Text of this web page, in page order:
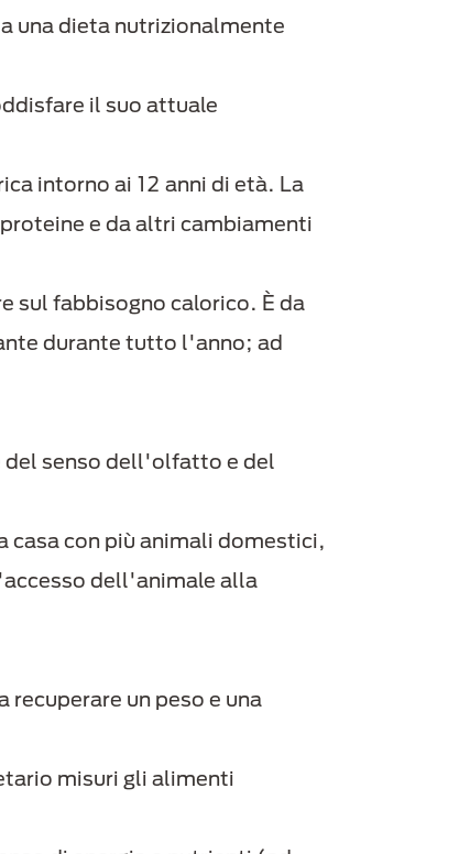
una dieta nutrizionalmente
il suo attuale
intorno ai 12 anni di età. La
e da altri cambiamenti
sul fabbisogno calorico. È da
durante tutto l'anno; ad
del senso dell'olfatto e del
casa con più animali domestici,
dell'animale alla
un peso e una
misuri gli alimenti